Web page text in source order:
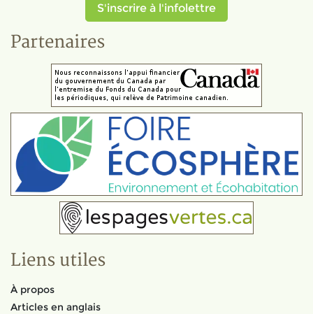
S'inscrire à l'infolettre
Partenaires
Liens utiles
À propos
Articles en anglais